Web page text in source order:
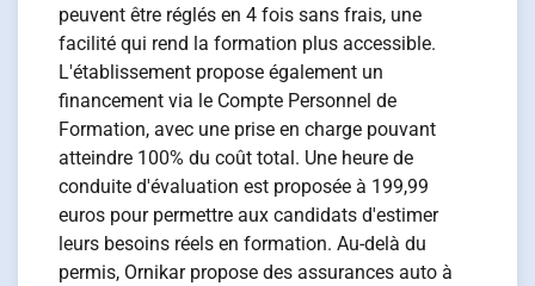
peuvent être réglés en 4 fois sans frais, une
facilité qui rend la formation plus accessible.
L'établissement propose également un
financement via le Compte Personnel de
Formation, avec une prise en charge pouvant
atteindre 100% du coût total. Une heure de
conduite d'évaluation est proposée à 199,99
euros pour permettre aux candidats d'estimer
leurs besoins réels en formation. Au-delà du
permis, Ornikar propose des assurances auto à